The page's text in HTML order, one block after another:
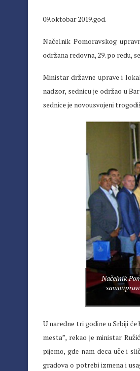
09.oktobar 2019.god.
Načelnik Pomoravskog
održana redovna, 29. po redu,
Ministar državne uprave i
nadzor, sednicu je održao u
sednice je novousvojeni
Načelnik
U naredne tri godine u Srbiji
mesta”, rekao je ministar
pijemo, gde nam deca uče i
gradova o potrebi izmena i